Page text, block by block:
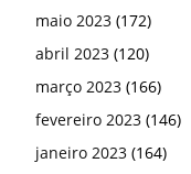
maio 2023 (172)
abril 2023 (120)
março 2023 (166)
fevereiro 2023 (146)
janeiro 2023 (164)